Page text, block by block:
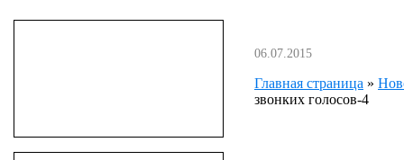
06.07.2015
Главная страница »
звонких голосов-4